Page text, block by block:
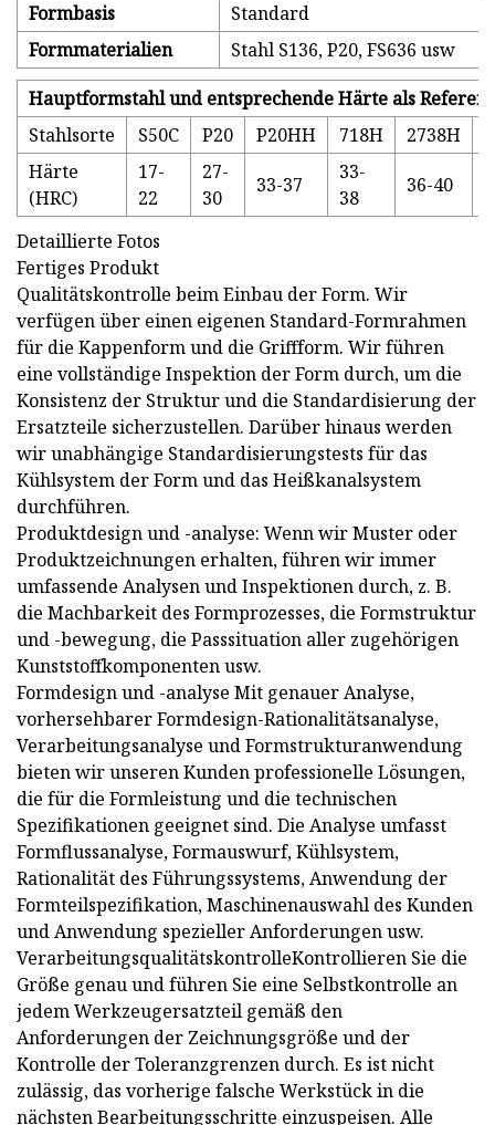
Formbasis
Standard
Formmaterialien
Stahl S136, P20, FS636 usw
Hauptformstahl und entsprechende Härte als Referenz
Stahlsorte
S50C P20 P20HH 718H 2738H
Härte
(HRC)
17-
22
27-
30
33-37
33-
38
36-40
Detaillierte Fotos
Fertiges Produkt
Qualitätskontrolle beim Einbau der Form. Wir
verfügen über einen eigenen Standard-Formrahmen
für die Kappenform und die Griffform. Wir führen
eine vollständige Inspektion der Form durch, um die
Konsistenz der Struktur und die Standardisierung der
Ersatzteile sicherzustellen. Darüber hinaus werden
wir unabhängige Standardisierungstests für das
Kühlsystem der Form und das Heißkanalsystem
durchführen.
Produktdesign und -analyse: Wenn wir Muster oder
Produktzeichnungen erhalten, führen wir immer
umfassende Analysen und Inspektionen durch, z. B.
die Machbarkeit des Formprozesses, die Formstruktur
und -bewegung, die Passsituation aller zugehörigen
Kunststoffkomponenten usw.
Formdesign und -analyse Mit genauer Analyse,
vorhersehbarer Formdesign-Rationalitätsanalyse,
Verarbeitungsanalyse und Formstrukturanwendung
bieten wir unseren Kunden professionelle Lösungen,
die für die Formleistung und die technischen
Spezifikationen geeignet sind. Die Analyse umfasst
Formflussanalyse, Formauswurf, Kühlsystem,
Rationalität des Führungssystems, Anwendung der
Formteilspezifikation, Maschinenauswahl des Kunden
und Anwendung spezieller Anforderungen usw.
VerarbeitungsqualitätskontrolleKontrollieren Sie die
Größe genau und führen Sie eine Selbstkontrolle an
jedem Werkzeugersatzteil gemäß den
Anforderungen der Zeichnungsgröße und der
Kontrolle der Toleranzgrenzen durch. Es ist nicht
zulässig, das vorherige falsche Werkstück in die
nächsten Bearbeitungsschritte einzuspeisen. Alle